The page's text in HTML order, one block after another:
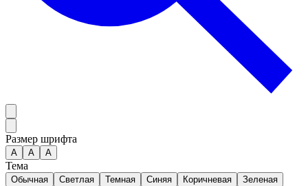
Размер шрифта
А A A
Тема
Обычная Светлая Темная Синяя Коричневая Зеленая